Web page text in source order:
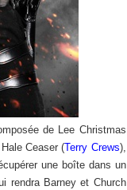
de Lee Christmas
Ceaser (Terry Crews),
une boîte dans un
rendra Barney et Church